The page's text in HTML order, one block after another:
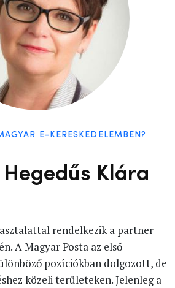
E-KERESKEDELEMBEN?
Klára
rendelkezik a partner
A Magyar Posta az első
pozíciókban dolgozott, de
közeli területeken. Jelenleg a